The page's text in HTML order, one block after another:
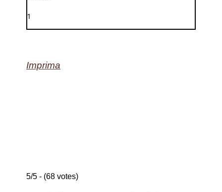
1
Imprima
5/5 - (68 votes)